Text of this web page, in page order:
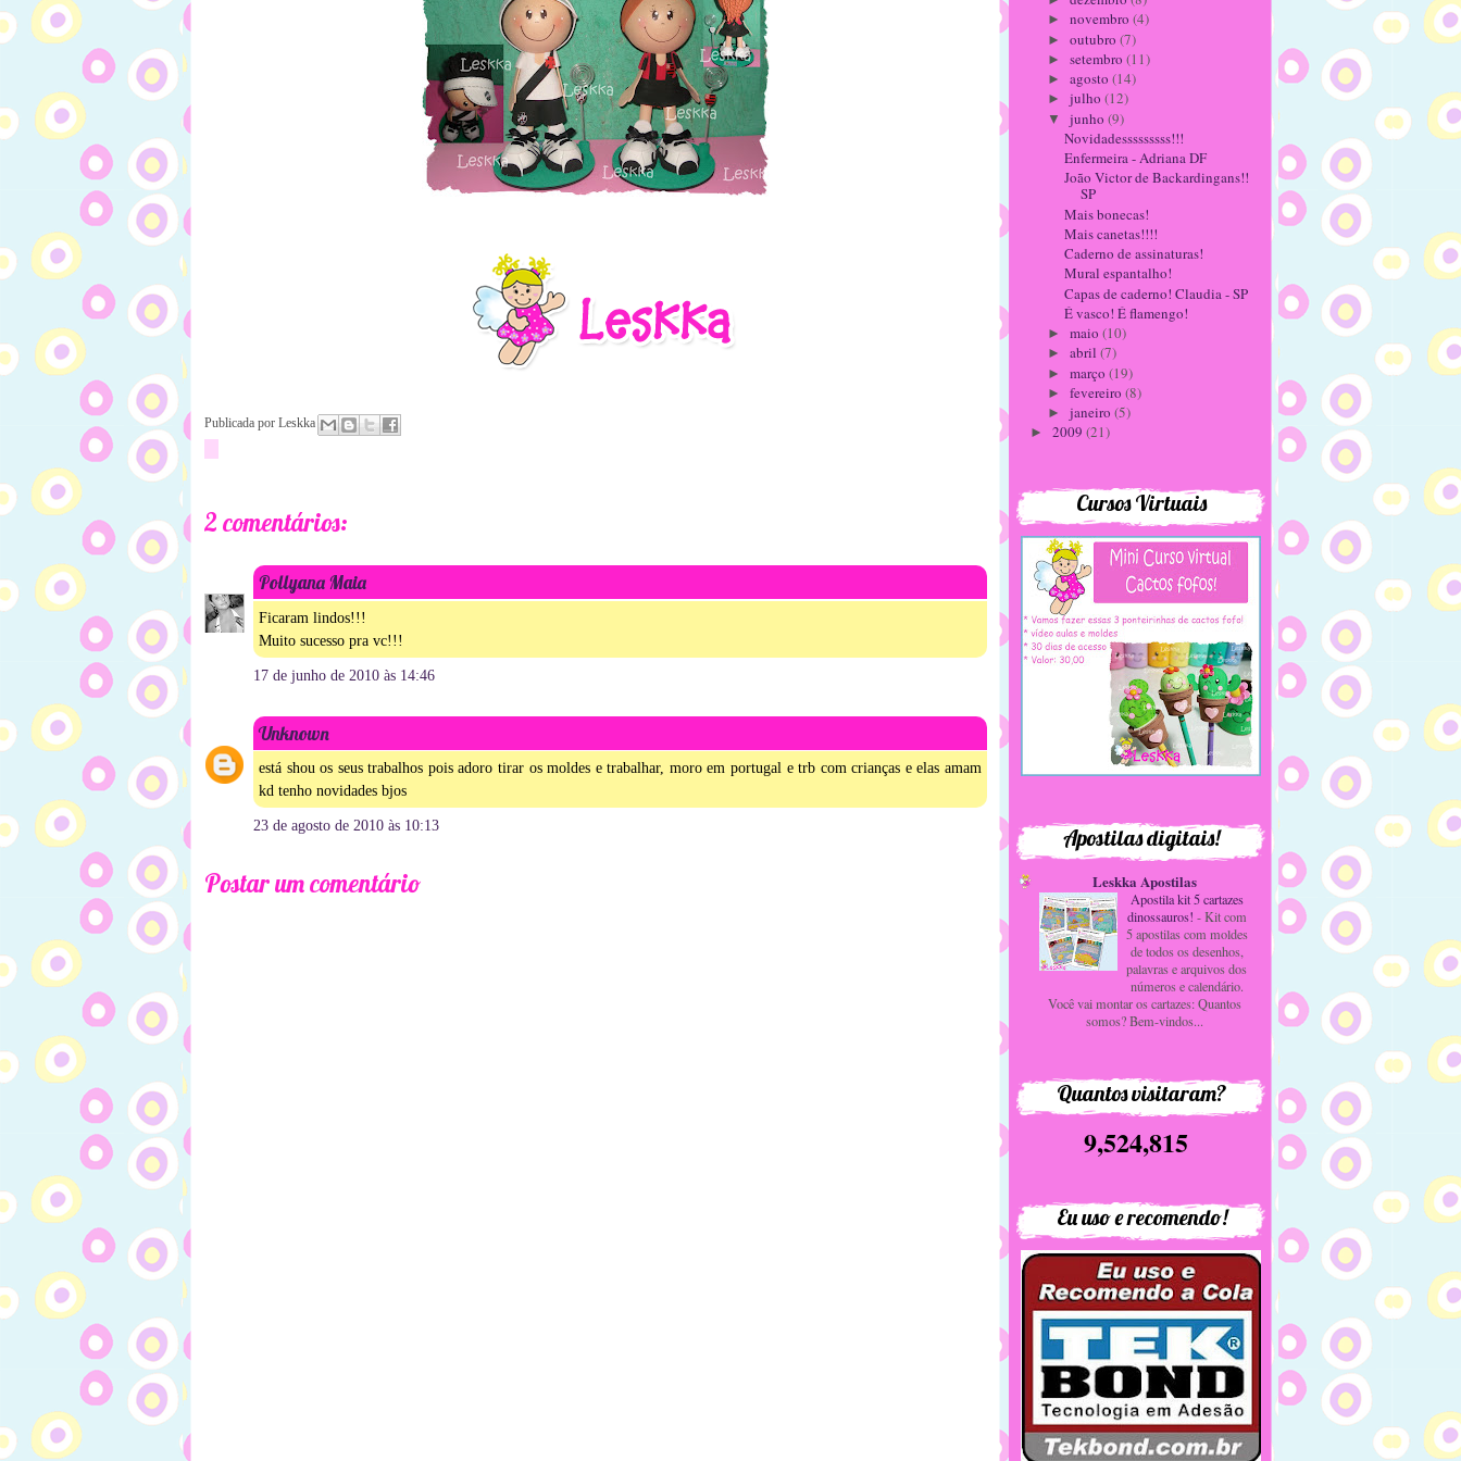
Publicada por Leskka
2 comentários:
Pollyana Maia
Ficaram lindos!!!
Muito sucesso pra vc!!!
17 de junho de 2010 às 14:46
Unknown
está shou os seus trabalhos pois adoro tirar os moldes e trabalhar, moro em portugal e trb com crianças e elas amam
kd tenho novidades bjos
23 de agosto de 2010 às 10:13
Postar um comentário
► novembro (4)
► outubro (7)
► setembro (11)
► agosto (14)
► julho (12)
▼ junho (9)
Novidadesssssssss!!!
Enfermeira - Adriana DF
João Victor de Backardingans!!
SP
Mais bonecas!
Mais canetas!!!!
Caderno de assinaturas!
Mural espantalho!
Capas de caderno! Claudia - SP
É vasco! É flamengo!
► maio (10)
► abril (7)
► março (19)
► fevereiro (8)
► janeiro (5)
► 2009 (21)
Cursos Virtuais
Apostilas digitais!
Leskka Apostilas
Apostila kit 5 cartazes
dinossauros! -Kit com
5 apostilas com moldes
de todos os desenhos,
palavras e arquivos dos
números e calendário.
Você vai montar os cartazes: Quantos
somos? Bem-vindos...
Quantos visitaram?
9,524,815
Eu uso e recomendo!